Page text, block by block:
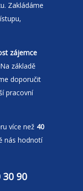
Zakládáme
zájemce
základě
doporučit
pracovní
více než 40
nás hodnotí
30 90